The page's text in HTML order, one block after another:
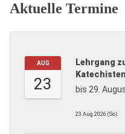
Aktuelle Termine
AUG
23
Lehrgang
bis 29.
23.Aug.2026 (So)